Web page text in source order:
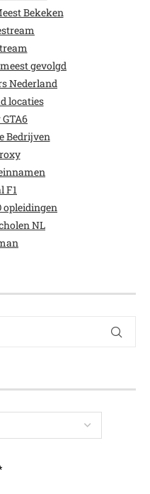
Bekeken
gevolgd
Nederland
locaties
Bedrijven
F1
opleidingen
NL